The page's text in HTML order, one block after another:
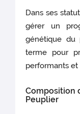
Dans ses
gérer un
génétique du
terme pour
performants et
Composition
Peuplier